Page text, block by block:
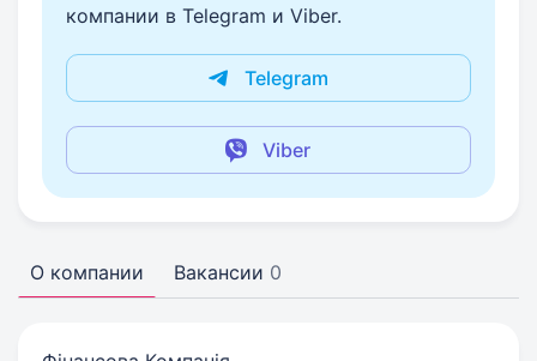
компании в Telegram и Viber.
Telegram
Viber
О компании Вакансии 0